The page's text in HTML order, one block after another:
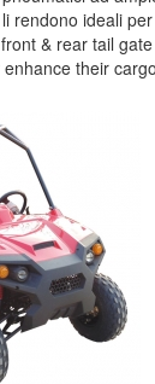
rendono ideali
& rear tail
their